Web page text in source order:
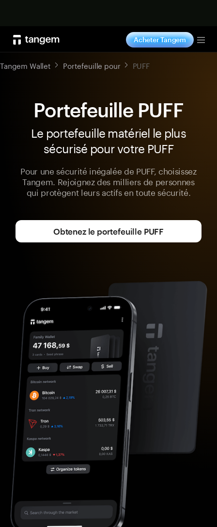
Acheter Tangem
Tangem Wallet Portefeuille pour PUFF
Portefeuille PUFF
Le portefeuille matériel le plus
sécurisé pour votre PUFF
Pour une sécurité inégalée de PUFF, choisissez
Tangem. Rejoignez des milliers de personnes
qui protègent leurs actifs en toute sécurité.
Obtenez le portefeuille PUFF